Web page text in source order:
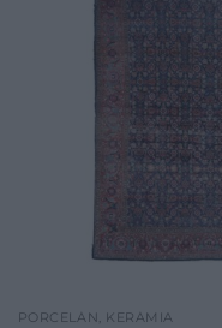
PORCELÁN, KERÁMIA